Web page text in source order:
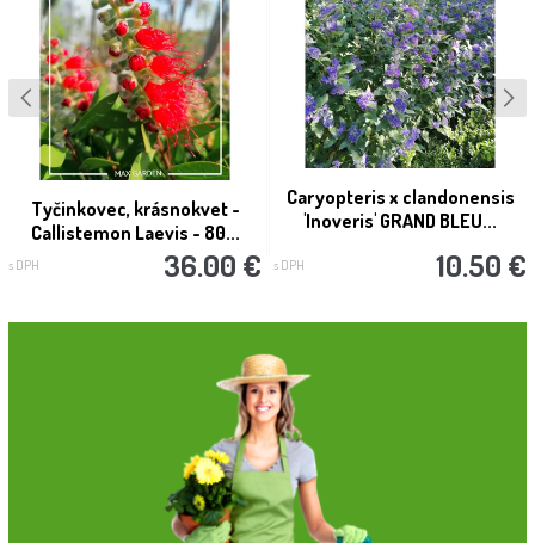
Tyčinkovec, krásnokvet -
Callistemon Laevis - 80...
s DPH 36.00 €
Caryopteris x clandonensis
'Inoveris' GRAND BLEU...
s DPH 10.50 €